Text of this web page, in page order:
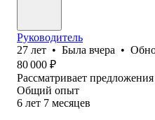
Руководитель
27 лет • Была вчера •
80 000 ₽
Рассматривает предложения
Общий опыт
6 лет 7 месяцев